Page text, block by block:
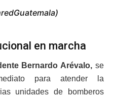
en marcha
Bernardo Arévalo, se
para atender la
unidades de bomberos